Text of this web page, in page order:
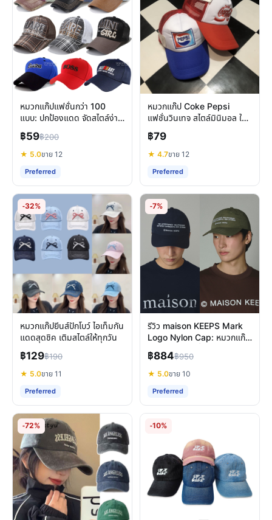
หมวกแก๊ปแฟชั่นกว่า 100
แบบ: ปกป้องแดด จัดสไตล์ง่าย
พร้อมส่งจากไทย
฿59฿200
★ 5.0ขาย 12
Preferred
หมวกแก๊ป Coke Pepsi
แฟชั่นวินเทจ สไตล์มินิมอล ใส่
ได้ทุกวัน
฿79
★ 4.7ขาย 12
Preferred
-32%
หมวกแก๊ปยีนส์ปักโบว์ ไอเท็มกัน
แดดสุดชิค เติมสไตล์ให้ทุกวัน
฿129฿190
★ 5.0ขาย 11
Preferred
-7%
รีวิว maison KEEPS Mark
Logo Nylon Cap: หมวกแก๊ป
ไนลอนดีไซน์มีเรื่องราว ใส่สบาย
ทุกลุค
฿884฿950
★ 5.0ขาย 10
Preferred
-72% -10%